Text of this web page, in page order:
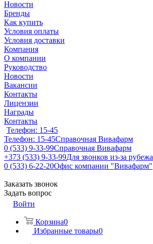
Новости
Бренды
Как купить
Условия оплаты
Условия доставки
Компания
О компании
Руководство
Новости
Вакансии
Контакты
Лицензии
Награды
Контакты
Телефон: 15-45
Телефон: 15-45Справочная Вивафарм
0 (533) 9-33-99Справочная Вивафарм
+373 (533) 9-33-99Для звонков из-за рубежа
0 (533) 6-22-20Офис компании "Вивафарм"
Заказать звонок
Задать вопрос
Войти
Корзина0
Избранные товары0